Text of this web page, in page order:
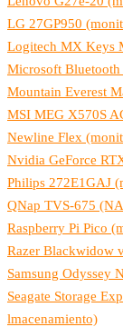
LG 27GP950
Logitech MX Keys
Microsoft
Mountain Everest
MSI MEG X570S
Newline Flex
Nvidia GeForce
Philips 272E1GAJ
QNap TVS-675
Raspberry Pi Pico
Razer Blackwidow
Samsung Odyssey
Seagate Storage
lmacenamiento)